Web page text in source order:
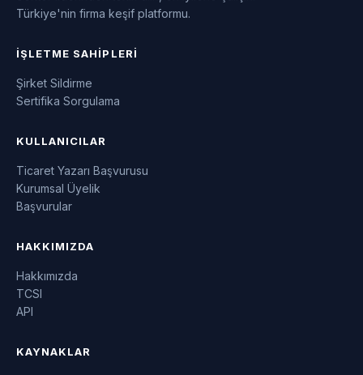
Türkiye'nin firma keşif platformu.
İŞLETME SAHIPLERI
Şirket Sildirme
Sertifika Sorgulama
KULLANICILAR
Ticaret Yazarı Başvurusu
Kurumsal Üyelik
Başvurular
HAKKIMIZDA
Hakkımızda
TCSI
API
KAYNAKLAR